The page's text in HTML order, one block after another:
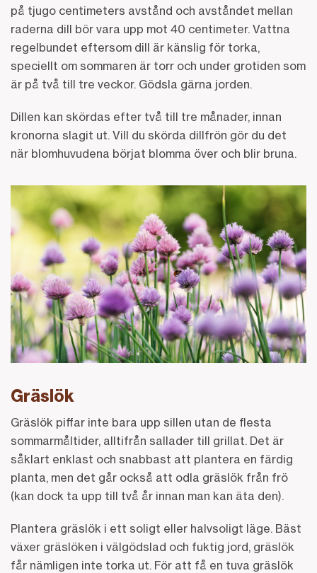
på tjugo centimeters avstånd och avståndet mellan
raderna dill bör vara upp mot 40 centimeter. Vattna
regelbundet eftersom dill är känslig för torka,
speciellt om sommaren är torr och under grotiden som
är på två till tre veckor. Gödsla gärna jorden.
Dillen kan skördas efter två till tre månader, innan
kronorna slagit ut. Vill du skörda dillfrön gör du det
när blomhuvudena börjat blomma över och blir bruna.
Gräslök
Gräslök piffar inte bara upp sillen utan de flesta
sommarmåltider, alltifrån sallader till grillat. Det är
såklart enklast och snabbast att plantera en färdig
planta, men det går också att odla gräslök från frö
(kan dock ta upp till två år innan man kan äta den).
Plantera gräslök i ett soligt eller halvsoligt läge. Bäst
växer gräslöken i välgödslad och fuktig jord, gräslök
får nämligen inte torka ut. För att få en tuva gräslök